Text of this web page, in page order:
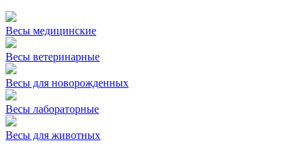
Весы медицинские
Весы ветеринарные
Весы для новорожденных
Весы лабораторные
Весы для животных